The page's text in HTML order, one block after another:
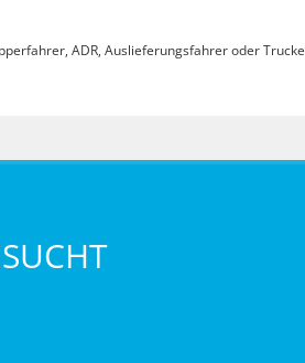
ADR, Auslieferungsfahrer oder